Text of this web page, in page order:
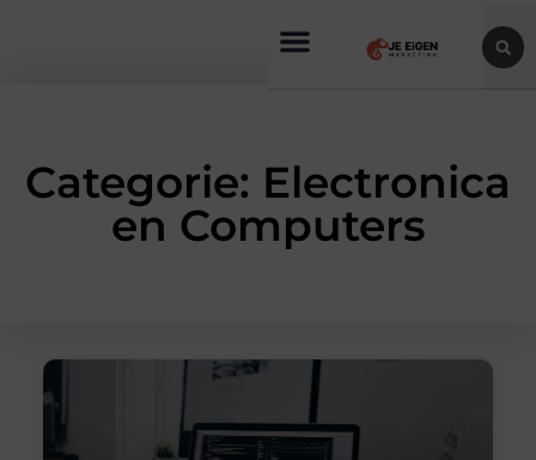
Categorie: Electronica
en Computers